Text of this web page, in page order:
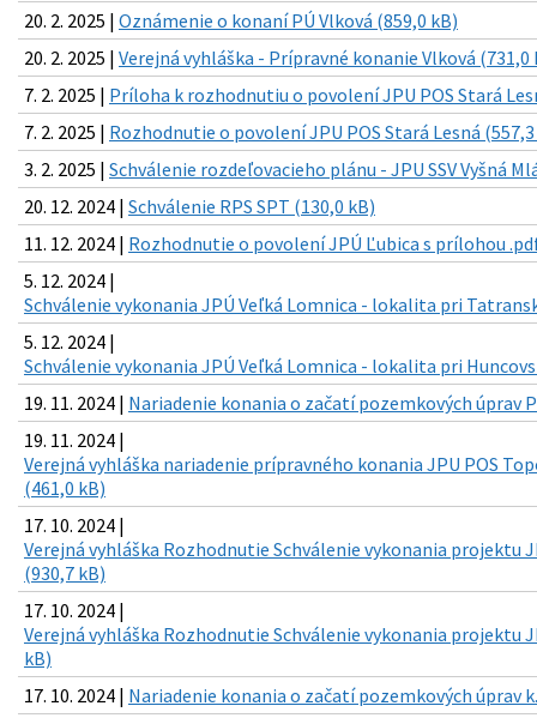
20. 2. 2025 | Oznámenie o konaní PÚ Vlková (859,0 kB)
20. 2. 2025 | Verejná vyhláška - Prípravné konanie Vlková (731,0
7. 2. 2025 | Príloha k rozhodnutiu o povolení JPU POS Stará
7. 2. 2025 | Rozhodnutie o povolení JPU POS Stará Lesná
3. 2. 2025 | Schválenie rozdeľovacieho plánu - JPU SSV Vyšná
20. 12. 2024 | Schválenie RPS SPT (130,0 kB)
11. 12. 2024 | Rozhodnutie o povolení JPÚ Ľubica s prílohou
5. 12. 2024 |
Schválenie vykonania JPÚ Veľká Lomnica - lokalita pri
5. 12. 2024 |
Schválenie vykonania JPÚ Veľká Lomnica - lokalita pri
19. 11. 2024 | Nariadenie konania o začatí pozemkových úprav
19. 11. 2024 |
Verejná vyhláška nariadenie prípravného konania JPU POS
(461,0 kB)
17. 10. 2024 |
Verejná vyhláška Rozhodnutie Schválenie vykonania projektu
(930,7 kB)
17. 10. 2024 |
Verejná vyhláška Rozhodnutie Schválenie vykonania projektu
kB)
17. 10. 2024 | Nariadenie konania o začatí pozemkových úprav